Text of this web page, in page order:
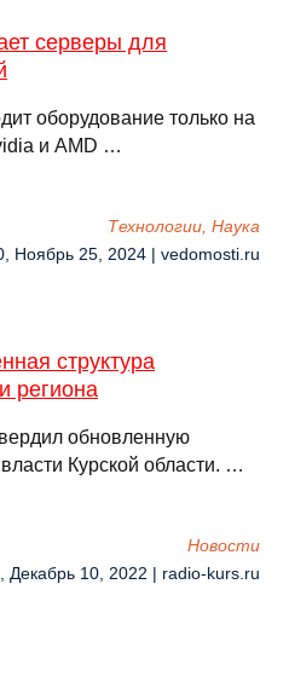
серверы для
оборудование только на
и AMD …
Технологии, Наука
Ноябрь 25, 2024 | vedomosti.ru
структура
региона
обновленную
Курской области. …
Новости
Декабрь 10, 2022 | radio-kurs.ru